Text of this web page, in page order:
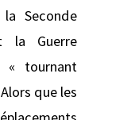
la Seconde
la Guerre
tournant
que les